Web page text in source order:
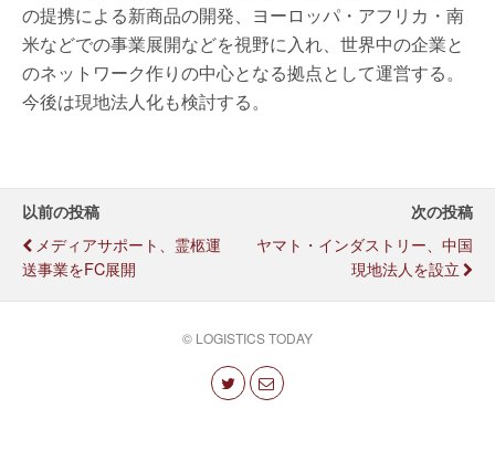
の提携による新商品の開発、ヨーロッパ・アフリカ・南
米などでの事業展開などを視野に入れ、世界中の企業と
のネットワーク作りの中心となる拠点として運営する。
今後は現地法人化も検討する。
以前の投稿
メディアサポート、霊柩運
送事業をFC展開
次の投稿
ヤマト・インダストリー、中国
現地法人を設立
© LOGISTICS TODAY